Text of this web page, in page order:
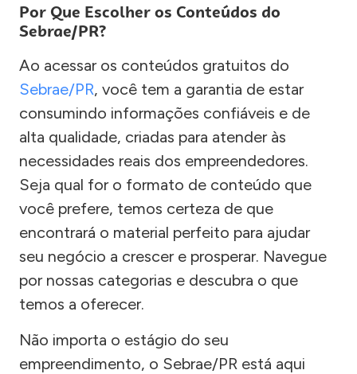
Por Que Escolher os Conteúdos do
Sebrae/PR?
Ao acessar os conteúdos gratuitos do
Sebrae/PR, você tem a garantia de estar
consumindo informações confiáveis e de
alta qualidade, criadas para atender às
necessidades reais dos empreendedores.
Seja qual for o formato de conteúdo que
você prefere, temos certeza de que
encontrará o material perfeito para ajudar
seu negócio a crescer e prosperar. Navegue
por nossas categorias e descubra o que
temos a oferecer.
Não importa o estágio do seu
empreendimento, o Sebrae/PR está aqui